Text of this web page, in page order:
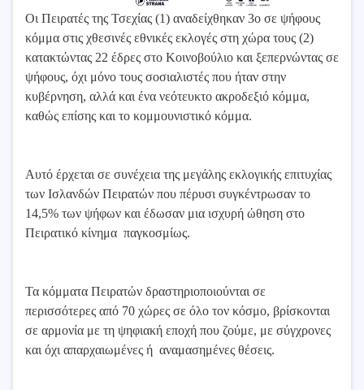
Οι Πειρατές της Τσεχίας (1) αναδείχθηκαν 3ο σε ψήφους
κόμμα στις χθεσινές εθνικές εκλογές στη χώρα τους (2)
κατακτώντας 22 έδρες στο Κοινοβούλιο και ξεπερνώντας σε
ψήφους, όχι μόνο τους σοσιαλιστές που ήταν στην
κυβέρνηση, αλλά και ένα νεότευκτο ακροδεξιό κόμμα,
καθώς επίσης και το κομμουνιστικό κόμμα.
Αυτό έρχεται σε συνέχεια της μεγάλης εκλογικής επιτυχίας
των Ισλανδών Πειρατών που πέρυσι συγκέντρωσαν το
14,5% των ψήφων και έδωσαν μια ισχυρή ώθηση στο
Πειρατικό κίνημα παγκοσμίως.
Τα κόμματα Πειρατών δραστηριοποιούνται σε
περισσότερες από 70 χώρες σε όλο τον κόσμο, βρίσκονται
σε αρμονία με τη ψηφιακή εποχή που ζούμε, με σύγχρονες
και όχι απαρχαιωμένες ή αναμασημένες θέσεις.